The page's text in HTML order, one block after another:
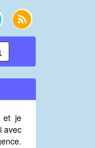
et je
avec